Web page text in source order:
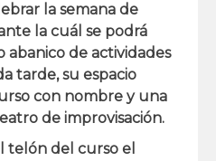
la semana de
la cuál se podrá
de actividades
tarde, su espacio
con nombre y una
de improvisación.
telón del curso el